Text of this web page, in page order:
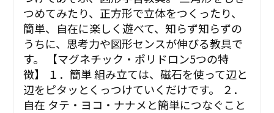
つめてみたり、正方形で立体をつくったり、
簡単、自在に楽しく遊べて、知らず知らずの
うちに、思考力や図形センスが伸びる教具で
す。 【マグネチック・ポリドロン5つの特
徴】 １．簡単 組み立ては、磁石を使って辺と
辺をピタッとくっつけていくだけです。 ２．
自在 タテ・ヨコ・ナナメと簡単につなぐこと